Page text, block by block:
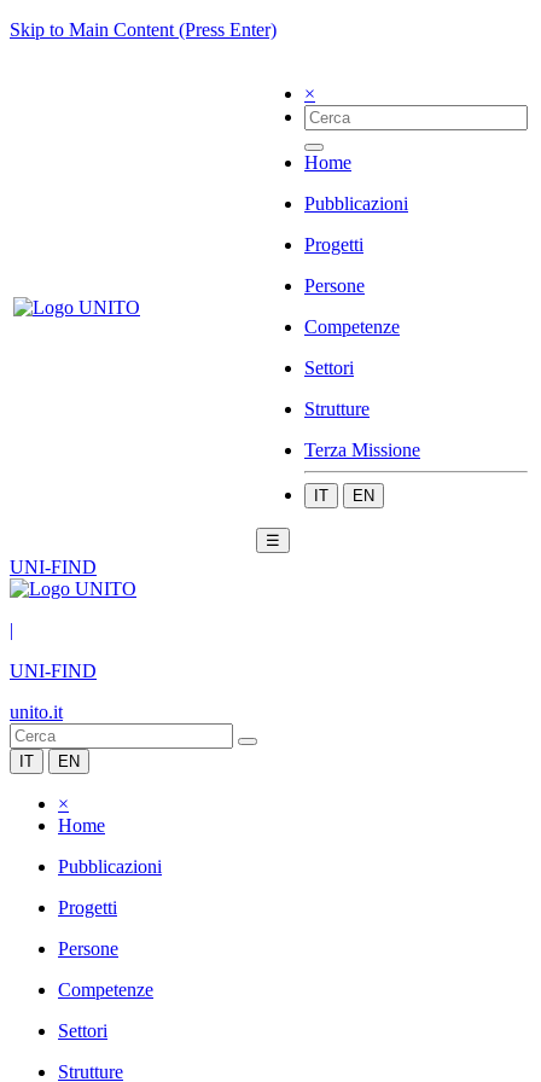
Skip to Main Content (Press Enter)
×
Home
Pubblicazioni
Progetti
Persone
Competenze
Settori
Strutture
Terza Missione
IT EN
☰
UNI-FIND
|
UNI-FIND
unito.it
IT EN
×
Home
Pubblicazioni
Progetti
Persone
Competenze
Settori
Strutture